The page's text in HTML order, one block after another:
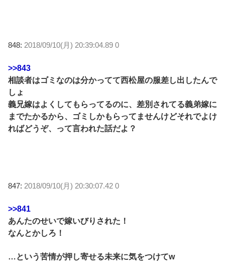
848: 2018/09/10(月) 20:39:04.89 0
>>843
相談者はゴミなのは分かってて西松屋の服差し出したんで
しょ
義兄嫁はよくしてもらってるのに、差別されてる義弟嫁に
までたかるから、ゴミしかもらってませんけどそれでよけ
ればどうぞ、って言われた話だよ？
847: 2018/09/10(月) 20:30:07.42 0
>>841
あんたのせいで嫁いびりされた！
なんとかしろ！
…という苦情が押し寄せる未来に気をつけてw